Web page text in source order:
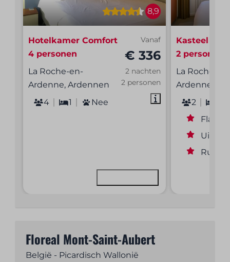
8,9
Vanaf
€ 336
2 nachten
2 personen
Hotelkamer Comfort
4 personen
La Roche-en-
Ardenne, Ardennen
4
1 Nee
Kasteel
2 personen
La Roche-
Ardenne,
2
Floreal Mont-Saint-Aubert
België - Picardisch Wallonië